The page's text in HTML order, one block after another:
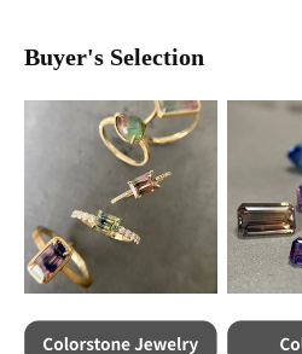
Buyer's Selection